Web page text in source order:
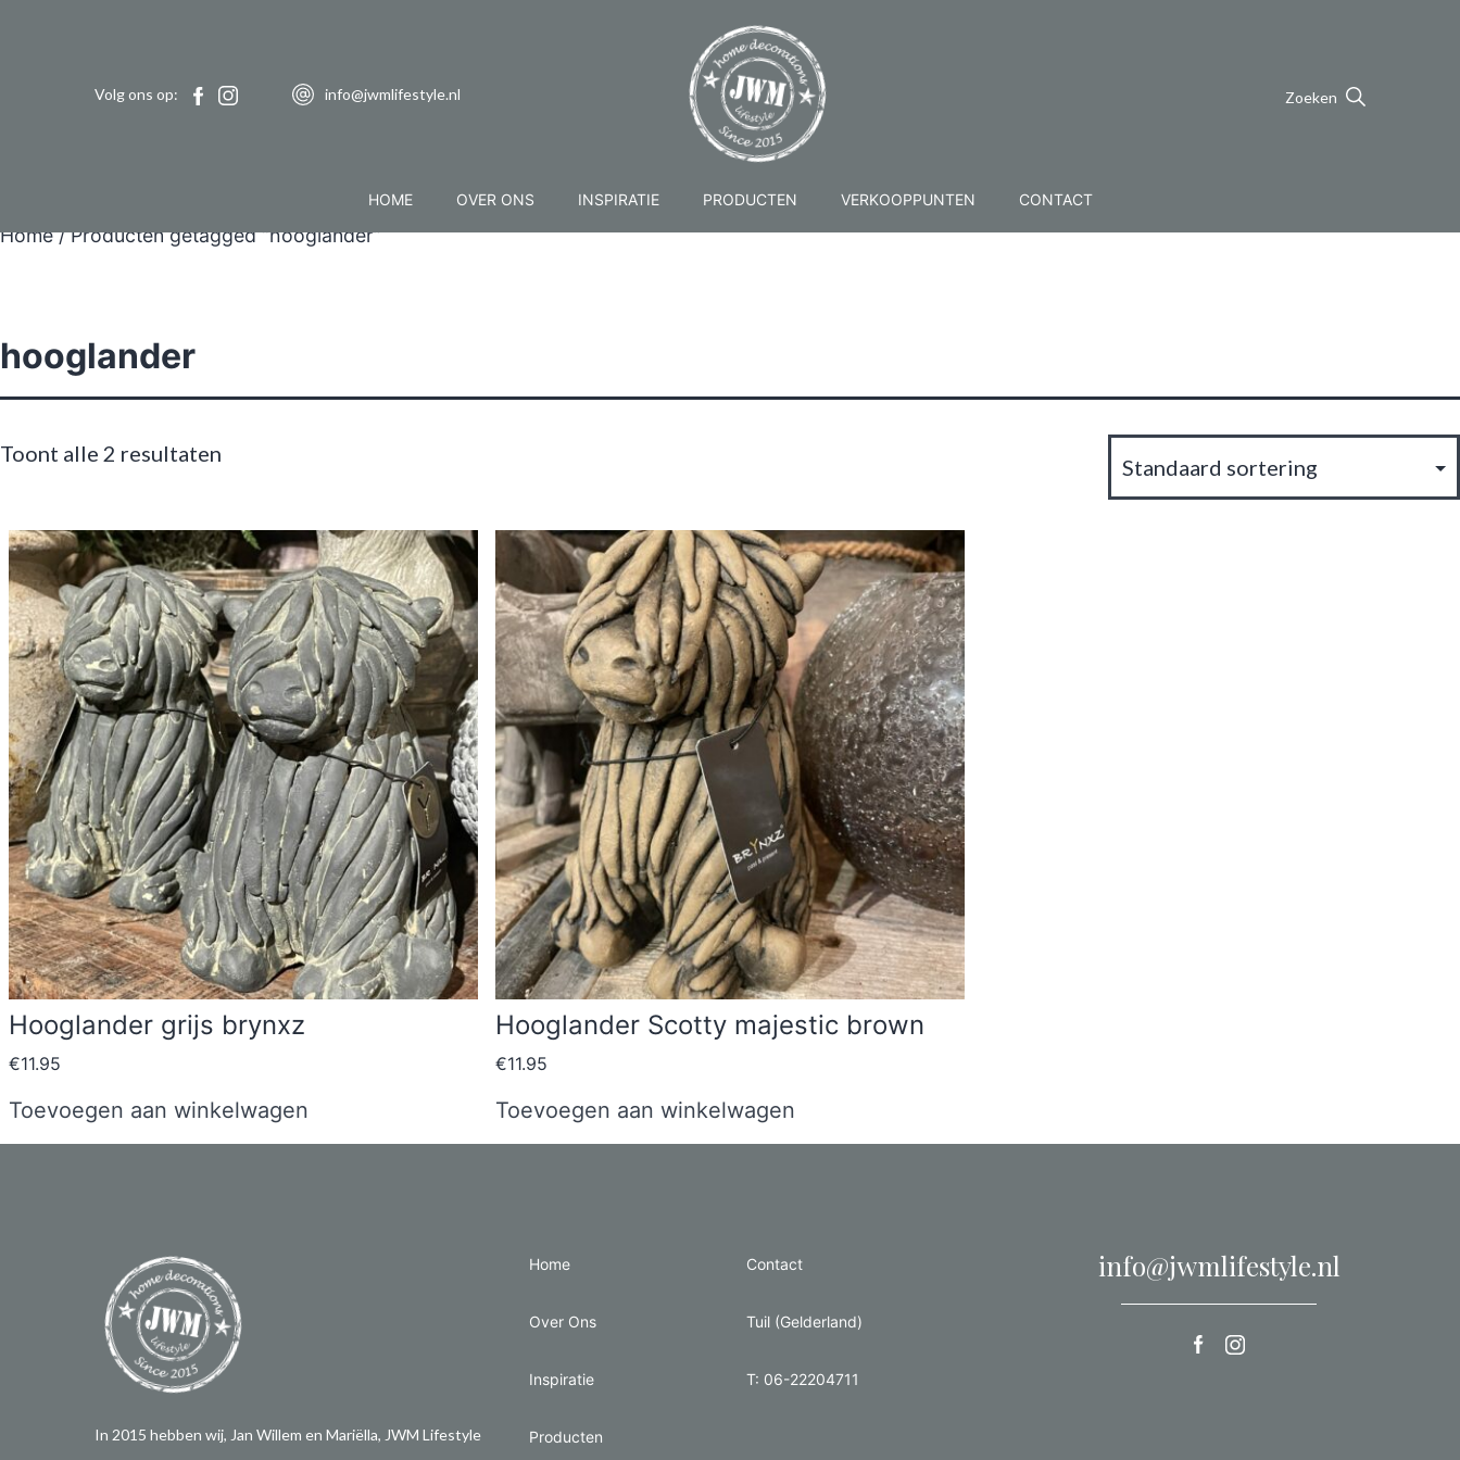
Volg ons op: info@jwmlifestyle.nl Zoeken
HOME OVER ONS INSPIRATIE PRODUCTEN VERKOOPPUNTEN CONTACT
Home/ Producten getagged “hooglander”
hooglander
Toont alle 2 resultaten
Hooglander grijs brynxz
€11.95
Toevoegen aan winkelwagen
Hooglander Scotty majestic brown
€11.95
Toevoegen aan winkelwagen
In 2015 hebben wij, Jan Willem en Mariëlla, JWM Lifestyle
Home
Over Ons
Inspiratie
Producten
Contact
Tuil (Gelderland)
T: 06-22204711
info@jwmlifestyle.nl